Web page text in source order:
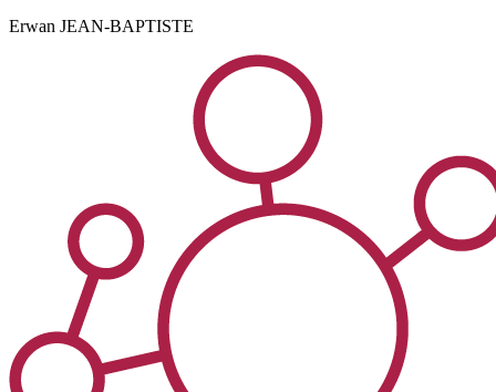
Erwan JEAN-BAPTISTE